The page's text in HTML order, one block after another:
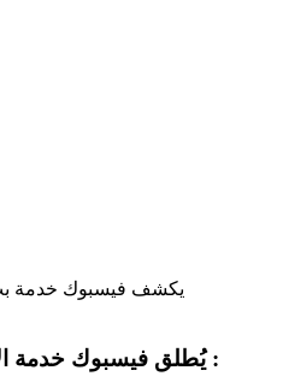
يكشف فيسبوك خدمة
يُطلق فيسبوك خدمة الألعاب السحابية الخاصة به :